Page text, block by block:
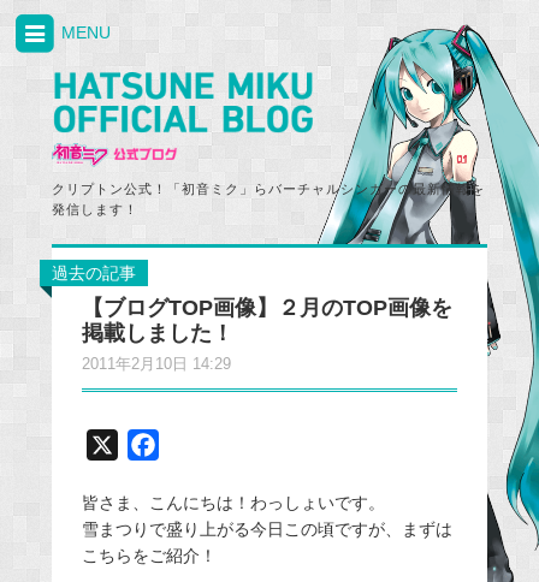
クリプトン公式！「初音ミク」らバーチャルシンガーの最新情報を
発信します！
MENU
過去の記事
【ブログTOP画像】２月のTOP画像を
掲載しました！
2011年2月10日 14:29
c
e
b
皆さま、こんにちは！わっしょいです。
雪まつりで盛り上がる今日この頃ですが、まずは
こちらをご紹介！